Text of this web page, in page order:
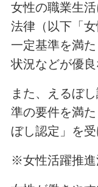
女性の職業生
法律（以下「女
一定基準を満
状況などが優良
また、えるぼ
準の要件を満
ぼし認定」を受
※女性活躍推進